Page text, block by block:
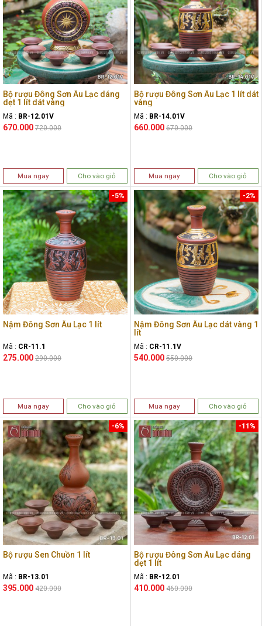
Bộ rượu Đông Sơn Âu Lạc dáng
dẹt 1 lít dát vàng
Mã : BR-12.01V
670.000 720.000
Mua ngay Cho vào giỏ
Bộ rượu Đông Sơn Âu Lạc 1 lít dát
vàng
Mã : BR-14.01V
660.000 670.000
Mua ngay Cho vào giỏ
Nậm Đông Sơn Âu Lạc 1 lít
Mã : CR-11.1
275.000
-5%
290.000
Mua ngay Cho vào giỏ
Nậm Đông Sơn Âu Lạc dát vàng 1
lít
Mã : CR-11.1V
540.000
-2%
550.000
Mua ngay Cho vào giỏ
Bộ rượu Sen Chuồn 1 lít
Mã : BR-13.01
395.000
-6%
420.000
Bộ rượu Đông Sơn Âu Lạc dáng
dẹt 1 lít
Mã : BR-12.01
410.000
-11%
460.000